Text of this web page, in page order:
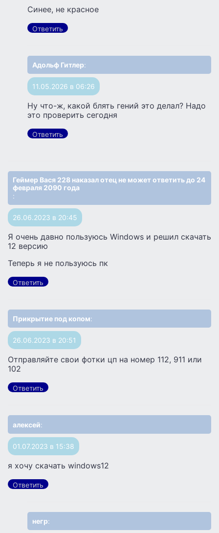
Синее, не красное
Ответить
Адольф Гитлер:
11.05.2026 в 06:26
Ну что-ж, какой блять гений это делал? Надо
это проверить сегодня
Ответить
Геймер Вася 228 наказал отец не может ответить до 24
февраля 2090 года
:
26.06.2023 в 20:45
Я очень давно пользуюсь Windows и решил скачать
12 версию
Теперь я не пользуюсь пк
Ответить
Прикрытие под копом:
26.06.2023 в 20:51
Отправляйте свои фотки цп на номер 112, 911 или
102
Ответить
алексей:
01.07.2023 в 15:38
я хочу скачать windows12
Ответить
негр: